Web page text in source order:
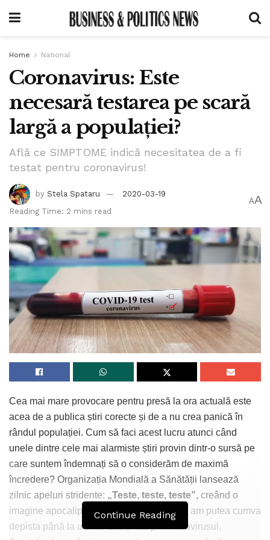
Home National
Coronavirus: Este
necesară testarea pe scară
largă a populației?
Află ce SIMPTOME indică necesitatea de a fi
testat pentru coronavirus!
by Stela Spataru
2020-03-19
Reading Time: 2 mins read
AA
Cea mai mare provocare pentru presă la ora actuală este
acea de a publica știri corecte și de a nu crea panică în
rândul populației. Cum să faci acest lucru atunci când
unele dintre cele mai alarmiste știri provin dintr-o sursă pe
care suntem îndemnați să o considerăm de maximă
încredere? Organizația Mondială a Sănătății lansează
zilnic apeluri stridente: „Teste, teste, teste”, creând o
imagine apocaliptică, dar și ideea falsă că am putea cumva
depista până la ultimul caz și stârpi coronavirusul.
Continue Reading